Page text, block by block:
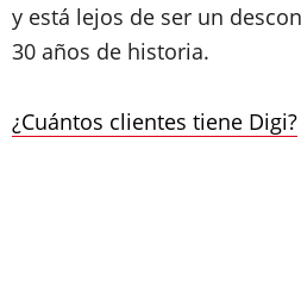
y está lejos de ser un
30 años de historia.
¿Cuántos clientes tiene Digi?